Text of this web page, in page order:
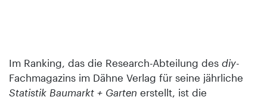
Im Ranking, das die Research-Abteilung des diy-
Fachmagazins im Dähne Verlag für seine jährliche
Statistik Baumarkt + Garten erstellt, ist die